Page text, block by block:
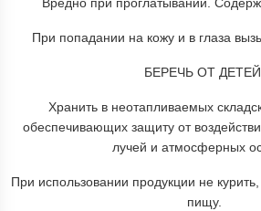
Вредно при проглатывании.
При попадании на кожу и в глаза
БЕРЕЧЬ ОТ
Хранить в неотапливаемых
обеспечивающих защиту от
лучей и атмосферных
При использовании продукции не
пищу.